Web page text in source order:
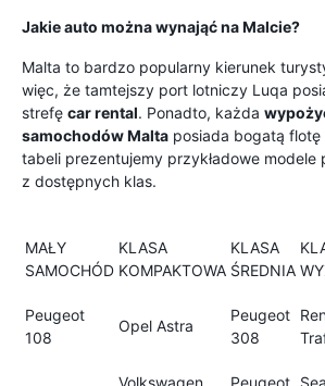
Jakie auto można wynająć na Malcie?
Malta to bardzo popularny kierunek
więc, że tamtejszy port lotniczy Luqa
strefę car rental. Ponadto, każda
samochodów Malta posiada bogatą
tabeli prezentujemy przykładowe modele
z dostępnych klas.
MAŁY
SAMOCHÓD
KLASA
KOMPAKTOWA
KLASA
ŚREDNIA
Peugeot
108
Opel Astra
Peugeot
308